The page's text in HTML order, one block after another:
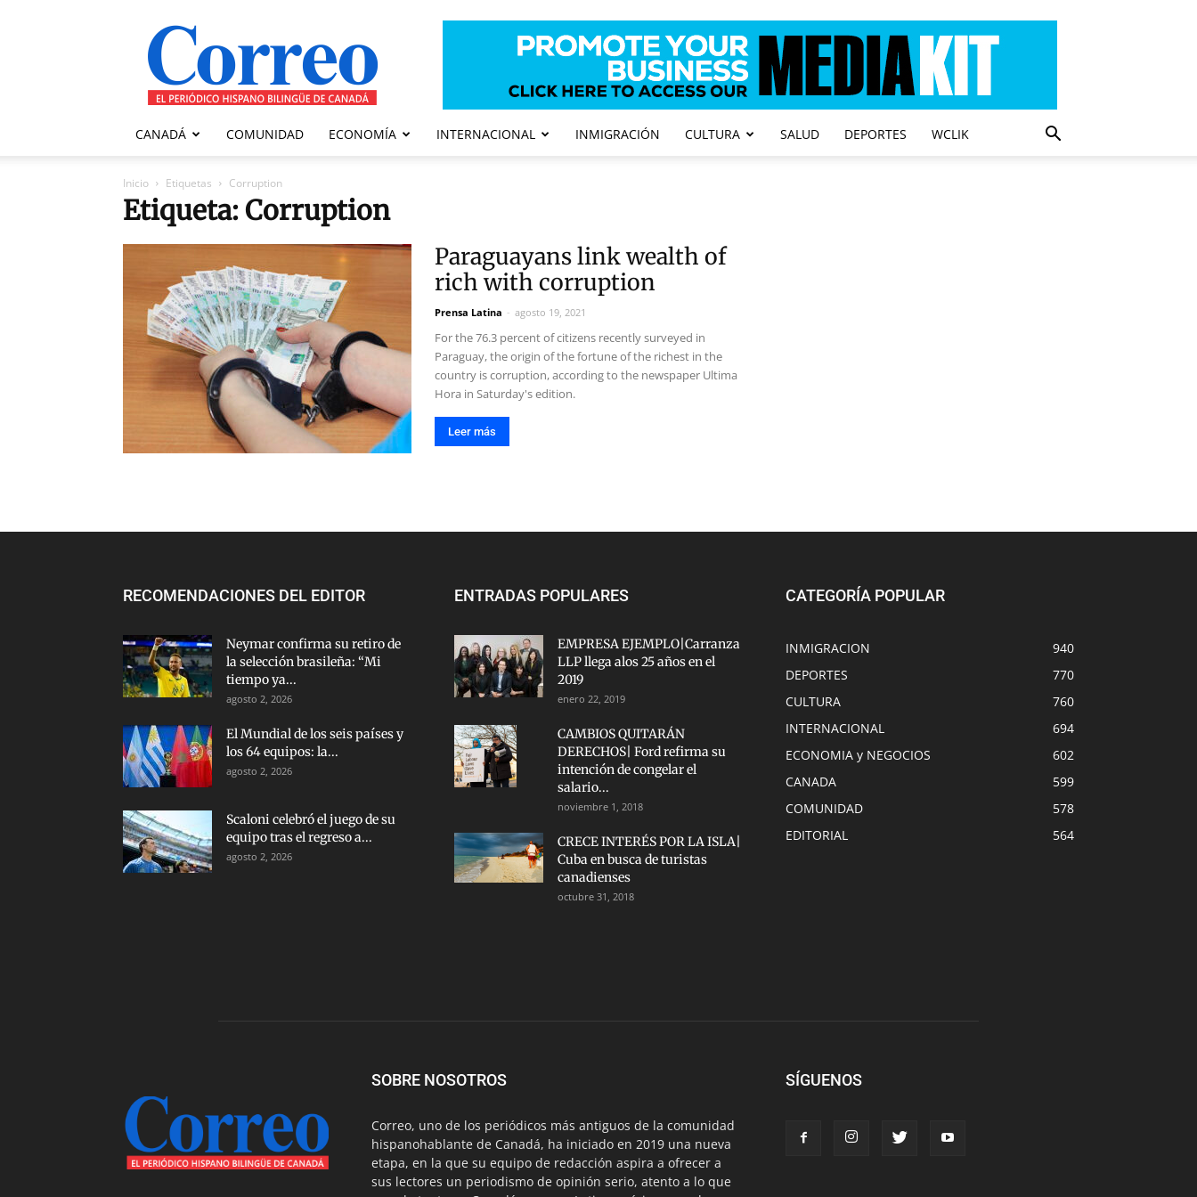
Correo
Canadiense
CANADÁ COMUNIDAD ECONOMÍA INTERNACIONAL INMIGRACIÓN CULTURA SALUD DEPORTES WCLIK
Inicio Etiquetas Corruption
Etiqueta: Corruption
Paraguayans link wealth of
rich with corruption
Prensa Latina - agosto 19, 2021
For the 76.3 percent of citizens recently surveyed in
Paraguay, the origin of the fortune of the richest in the
country is corruption, according to the newspaper Ultima
Hora in Saturday's edition.
Leer más
RECOMENDACIONES DEL EDITOR
Neymar confirma su retiro de
la selección brasileña: “Mi
tiempo ya...
agosto 2, 2026
El Mundial de los seis países y
los 64 equipos: la...
agosto 2, 2026
Scaloni celebró el juego de su
equipo tras el regreso a...
agosto 2, 2026
ENTRADAS POPULARES
EMPRESA EJEMPLO|Carranza
LLP llega alos 25 años en el
2019
enero 22, 2019
CAMBIOS QUITARÁN
DERECHOS| Ford refirma su
intención de congelar el
salario...
noviembre 1, 2018
CRECE INTERÉS POR LA ISLA|
Cuba en busca de turistas
canadienses
octubre 31, 2018
CATEGORÍA POPULAR
INMIGRACION
940
DEPORTES
770
CULTURA
760
INTERNACIONAL
694
ECONOMIA y NEGOCIOS
602
CANADA
599
COMUNIDAD
578
EDITORIAL
564
SOBRE NOSOTROS
Correo, uno de los periódicos más antiguos de la comunidad
hispanohablante de Canadá, ha iniciado en 2019 una nueva
etapa, en la que su equipo de redacción aspira a ofrecer a
sus lectores un periodismo de opinión serio, atento a lo que
SÍGUENOS